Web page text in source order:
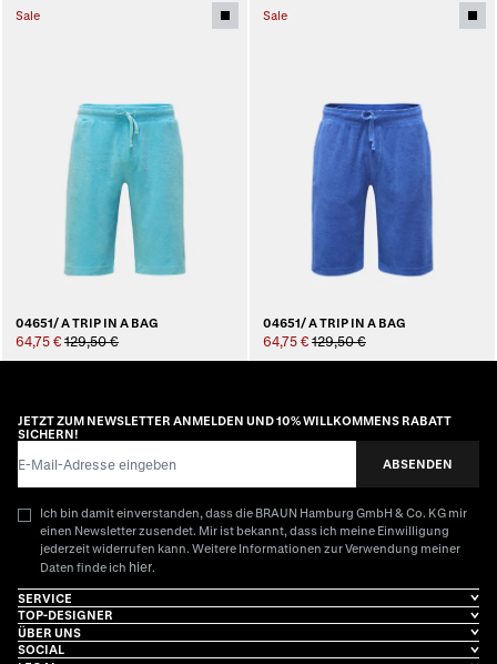
Sale
04651/ A TRIP IN A BAG
64,75 € 129,50 €
Sale
04651/ A TRIP IN A BAG
64,75 € 129,50 €
JETZT ZUM NEWSLETTER ANMELDEN UND 10% WILLKOMMENS RABATT
SICHERN!
ABSENDEN
Ich bin damit einverstanden, dass die BRAUN Hamburg GmbH & Co. KG mir
einen Newsletter zusendet. Mir ist bekannt, dass ich meine Einwilligung
jederzeit widerrufen kann. Weitere Informationen zur Verwendung meiner
Daten finde ich hier.
SERVICE
TOP-DESIGNER
ÜBER UNS
SOCIAL